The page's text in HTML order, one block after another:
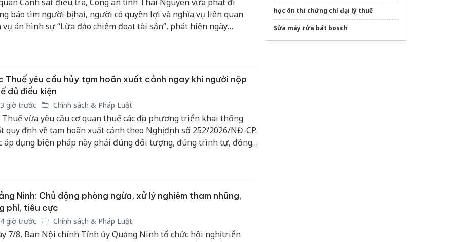
báo tìm người bị hại, người có quyền lợi và nghĩa vụ liên quan
vụ án hình sự “Lừa đảo chiếm đoạt tài sản”, phát hiện ngày
Thuế yêu cầu hủy tạm hoãn xuất cảnh ngay khi người nộp
đủ điều kiện
giờ trước Chính sách & Pháp Luật
Thuế vừa yêu cầu cơ quan thuế các địa phương triển khai thống
quy định về tạm hoãn xuất cảnh theo Nghị định số 252/2026/NĐ-CP.
áp dụng biện pháp này phải đúng đối tượng, đúng trình tự, đồng
pháp của người nộp thuế.
Ninh: Chủ động phòng ngừa, xử lý nghiêm tham nhũng,
phí, tiêu cực
giờ trước Chính sách & Pháp Luật
7/8, Ban Nội chính Tỉnh ủy Quảng Ninh tổ chức hội nghị triển
học ôn thi chứng chỉ đại lý thuế
Sửa máy rửa bát bosch